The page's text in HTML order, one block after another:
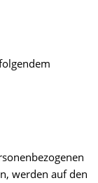
werden auf den